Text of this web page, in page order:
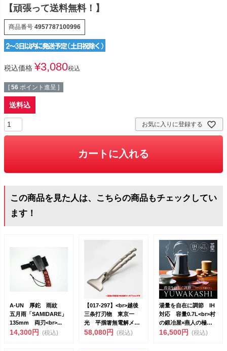
【頑張って送料無料！】
商品番号 4957787100996
税込価格 ¥3,080税込
[ 56 ポイント進呈 ]
送料込
お気に入りに登録する
カートに入れる
この商品を見た人は、こちらの商品もチェックしてい
ます！
A-UN 厚鉈 雨紋
五月雨「SAMIDARE」
135mm 両刃<br>...
14,300円 (税込)
【017-297】<br>越後
三条打刃物 東京一
光 平掴箸無電解メッ
キ ...
58,080円 (税込)
湯量を自在に調節 IH
対応 容量0.7L<br>村
の鍛冶屋×燕人の極
K...
16,500円 (税込)